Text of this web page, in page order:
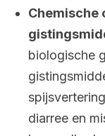
Chemische
biologische
diarree en